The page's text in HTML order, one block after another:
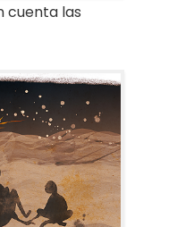
cuenta las